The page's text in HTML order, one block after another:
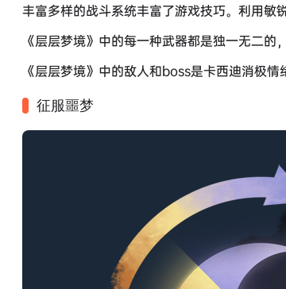
丰富多样的战斗系统丰富了游戏技巧。利用敏
《层层梦境》中的每一种武器都是独一无二
《层层梦境》中的敌人和boss是卡西迪消极
征服噩梦​